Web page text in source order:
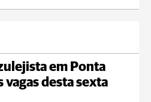
em Ponta
vagas desta sexta